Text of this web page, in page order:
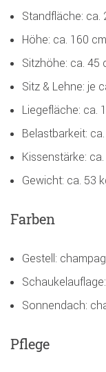
Standfläche: ca.
Höhe: ca. 160 cm
Sitzhöhe: ca. 45
Sitz & Lehne: je
Liegefläche: ca.
Belastbarkeit:
Kissenstärke:
Gewicht: ca. 53
Farben
Gestell:
Sonnendach:
Pflege